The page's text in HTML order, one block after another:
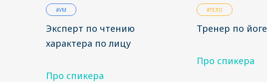
#УМ
Эксперт по чтению
характера по лицу
Про спикера
#ТЕЛО
Тренер по йоге
Про спикера